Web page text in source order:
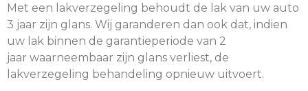
Met een lakverzegeling behoudt de lak van uw auto
3 jaar zijn glans. Wij garanderen dan ook dat, indien
uw lak binnen de garantieperiode van 2
jaar waarneembaar zijn glans verliest, de
lakverzegeling behandeling opnieuw uitvoert.